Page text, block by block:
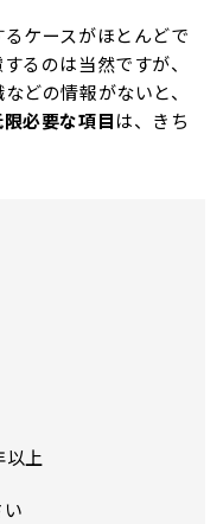
ケースがほとんどで
るのは当然ですが、
どの情報がないと、
必要な項目は、きち
上